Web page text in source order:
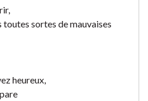
sortes de mauvaises
heureux,